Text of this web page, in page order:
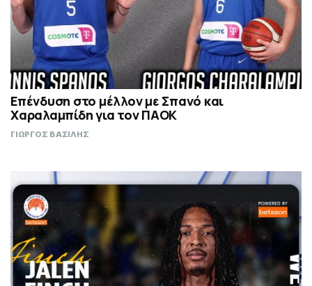
Επένδυση στο μέλλον με Σπανό και
Χαραλαμπίδη για τον ΠΑΟΚ
ΓΙΩΡΓΟΣ ΒΑΣΙΛΗΣ